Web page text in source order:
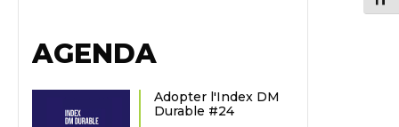
AGENDA
Adopter l'Index DM
Durable #24